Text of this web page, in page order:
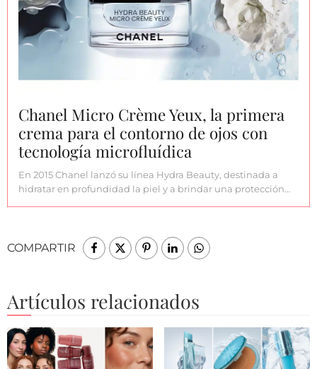
Chanel Micro Crème Yeux, la primera
crema para el contorno de ojos con
tecnología microfluídica
En 2015 Chanel lanzó su línea Hydra Beauty, destinada a
hidratar en profundidad la piel y a brindar una protección…
COMPARTIR
Artículos relacionados